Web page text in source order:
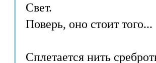
Свет.
Поверь, оно стоит того...
Сплетается нить